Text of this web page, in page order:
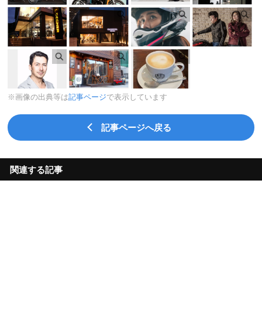
※画像の出典等は記事ページで表示しています
記事ページへ戻る
関連する記事